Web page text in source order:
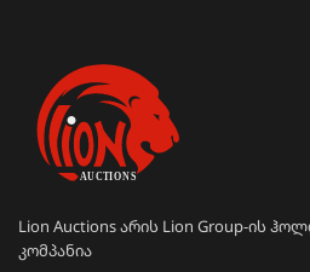
Lion Auctions არის Lion Group-ის
კომპანია